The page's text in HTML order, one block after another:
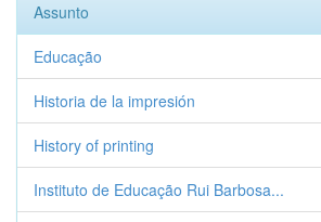
Assunto
Educação
Historia de la impresión
History of printing
Instituto de Educação Rui Barbosa...